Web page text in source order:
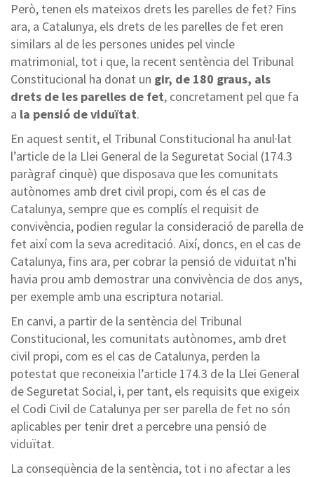
Però, tenen els mateixos drets les parelles de fet? Fins
ara, a Catalunya, els drets de les parelles de fet eren
similars al de les persones unides pel vincle
matrimonial, tot i que, la recent sentència del Tribunal
Constitucional ha donat un gir, de 180 graus, als
drets de les parelles de fet, concretament pel que fa
a la pensió de viduïtat.
En aquest sentit, el Tribunal Constitucional ha anul·lat
l’article de la Llei General de la Seguretat Social (174.3
paràgraf cinquè) que disposava que les comunitats
autònomes amb dret civil propi, com és el cas de
Catalunya, sempre que es complís el requisit de
convivència, podien regular la consideració de parella de
fet així com la seva acreditació. Així, doncs, en el cas de
Catalunya, fins ara, per cobrar la pensió de viduïtat n'hi
havia prou amb demostrar una convivència de dos anys,
per exemple amb una escriptura notarial.
En canvi, a partir de la sentència del Tribunal
Constitucional, les comunitats autònomes, amb dret
civil propi, com es el cas de Catalunya, perden la
potestat que reconeixia l’article 174.3 de la Llei General
de Seguretat Social, i, per tant, els requisits que exigeix
el Codi Civil de Catalunya per ser parella de fet no són
aplicables per tenir dret a percebre una pensió de
viduïtat.
La conseqüència de la sentència, tot i no afectar a les